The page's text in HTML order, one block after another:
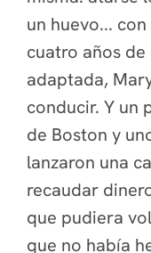
un huevo...
cuatro años
adaptada,
conducir. Y un
de Boston y
lanzaron una
recaudar
que pudiera
que no había